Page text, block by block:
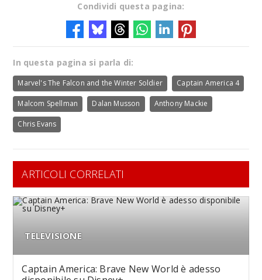
Condividi questa pagina:
In questa pagina si parla di:
Marvel's The Falcon and the Winter Soldier Captain America 4
Malcom Spellman Dalan Musson Anthony Mackie
Chris Evans
ARTICOLI CORRELATI
TELEVISIONE
Captain America: Brave New World è adesso